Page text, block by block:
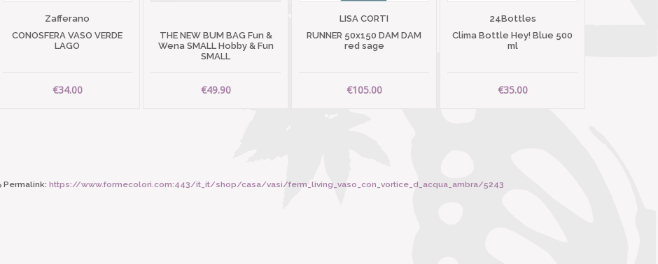
Zafferano
CONOSFERA VASO VERDE
LAGO
€34.00
THE NEW BUM BAG Fun &
Wena SMALL Hobby & Fun
SMALL
€49.90
LISA CORTI
RUNNER 50x150 DAM DAM
red sage
€105.00
24Bottles
Clima Bottle Hey! Blue 500
ml
€35.00
Permalink: https://www.formecolori.com:443/it_it/shop/casa/vasi/ferm_living_vaso_con_vortice_d_acqua_ambra/5243